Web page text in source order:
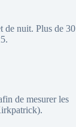
de nuit. Plus de 30
de mesurer les